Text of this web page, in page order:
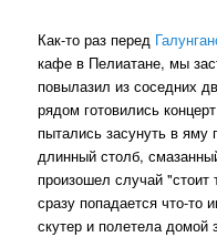
Как-то раз перед
кафе в Пелиатане, мы
повылазил из соседних
рядом готовились
пытались засунуть в
длинный столб,
произошел случай "стоит
сразу попадается что-то
скутер и полетела